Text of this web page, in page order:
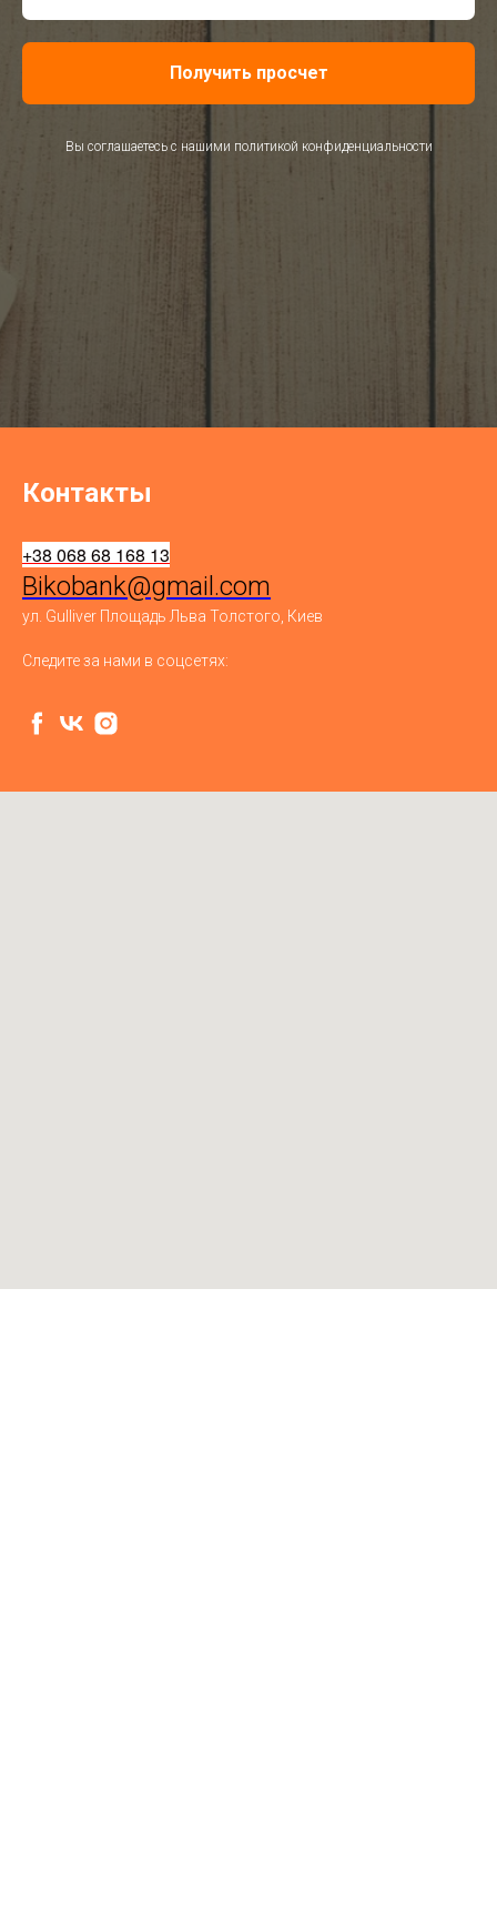
Получить просчет
Вы соглашаетесь с нашими политикой конфиденциальности
Контакты
+38 068 68 168 13
Bikobank@gmail.com
ул. Gulliver Площадь Льва Толстого, Киев
Следите за нами в соцсетях: